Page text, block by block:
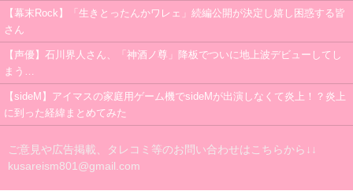
【幕末Rock】「生きとったんかワレェ」続編公開が決定し嬉し困惑する皆
さん
【声優】石川界人さん、「神酒ノ尊」降板でついに地上波デビューしてし
まう…
【sideM】アイマスの家庭用ゲーム機でsideMが出演しなくて炎上！？炎上
に到った経緯まとめてみた
ご意見や広告掲載、タレコミ等のお問い合わせはこちらから↓↓
kusareism801@gmail.com